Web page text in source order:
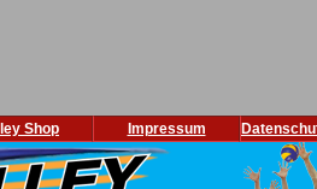
Shop Impressum